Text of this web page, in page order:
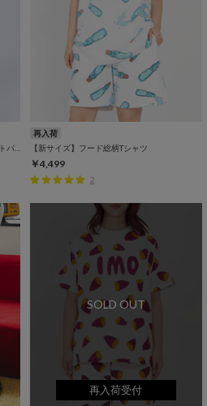
【新サイズ】NAOMIチャン総柄スウェットパンツ
再入荷
【新サイズ】フード総柄Tシャツ
￥4,499
2
SOLD OUT
再入荷受付